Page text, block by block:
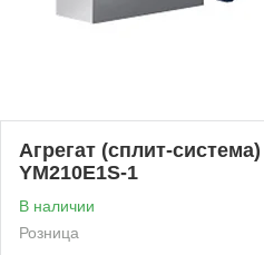
Агрегат (сплит-
YM210E1S-1
В наличии
Розница